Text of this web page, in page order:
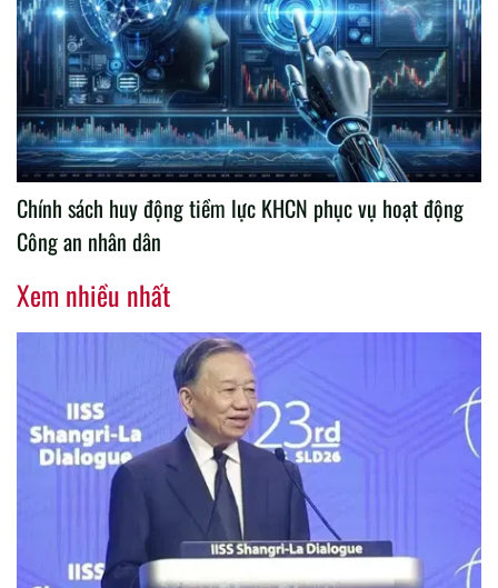
Chính sách huy động tiềm lực KHCN phục vụ hoạt động
Công an nhân dân
Xem nhiều nhất